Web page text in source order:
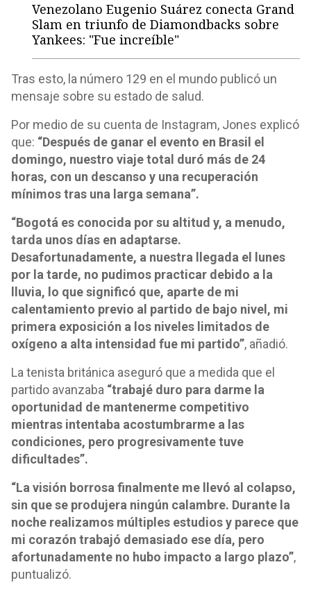
Venezolano Eugenio Suárez conecta Grand
Slam en triunfo de Diamondbacks sobre
Yankees: "Fue increíble"
Tras esto, la número 129 en el mundo publicó un
mensaje sobre su estado de salud.
Por medio de su cuenta de Instagram, Jones explicó
que: “Después de ganar el evento en Brasil el
domingo, nuestro viaje total duró más de 24
horas, con un descanso y una recuperación
mínimos tras una larga semana”.
“Bogotá es conocida por su altitud y, a menudo,
tarda unos días en adaptarse.
Desafortunadamente, a nuestra llegada el lunes
por la tarde, no pudimos practicar debido a la
lluvia, lo que significó que, aparte de mi
calentamiento previo al partido de bajo nivel, mi
primera exposición a los niveles limitados de
oxígeno a alta intensidad fue mi partido”, añadió.
La tenista británica aseguró que a medida que el
partido avanzaba “trabajé duro para darme la
oportunidad de mantenerme competitivo
mientras intentaba acostumbrarme a las
condiciones, pero progresivamente tuve
dificultades”.
“La visión borrosa finalmente me llevó al colapso,
sin que se produjera ningún calambre. Durante la
noche realizamos múltiples estudios y parece que
mi corazón trabajó demasiado ese día, pero
afortunadamente no hubo impacto a largo plazo”,
puntualizó.